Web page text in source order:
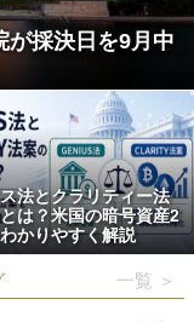
が採決日を9月中
法とクラリティー法
は？米国の暗号資産2
かりやすく解説
一覧 ＞